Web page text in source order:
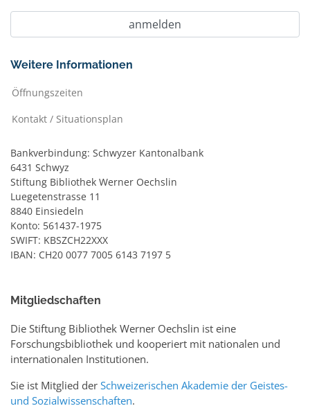
Weitere Informationen
Öffnungszeiten
Kontakt / Situationsplan
Bankverbindung: Schwyzer Kantonalbank
6431 Schwyz
Stiftung Bibliothek Werner Oechslin
Luegetenstrasse 11
8840 Einsiedeln
Konto: 561437-1975
SWIFT: KBSZCH22XXX
IBAN: CH20 0077 7005 6143 7197 5
Mitgliedschaften
Die Stiftung Bibliothek Werner Oechslin ist eine
Forschungsbibliothek und kooperiert mit nationalen und
internationalen Institutionen.
Sie ist Mitglied der Schweizerischen Akademie der Geistes-
und Sozialwissenschaften.